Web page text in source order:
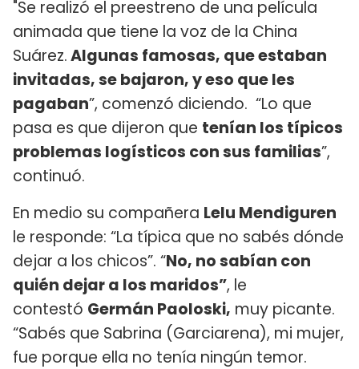
"Se realizó el preestreno de una película
animada que tiene la voz de la China
Suárez.Algunas famosas, que estaban
invitadas, se bajaron, y eso que les
pagaban”, comenzó diciendo. “Lo que
pasa es que dijeron que tenían los típicos
problemas logísticos con sus familias”,
continuó.
En medio su compañera Lelu Mendiguren
le responde: “La típica que no sabés dónde
dejar a los chicos”. “No, no sabían con
quién dejar a los maridos”, le
contestó Germán Paoloski, muy picante.
“Sabés que Sabrina (Garciarena), mi mujer,
fue porque ella no tenía ningún temor.